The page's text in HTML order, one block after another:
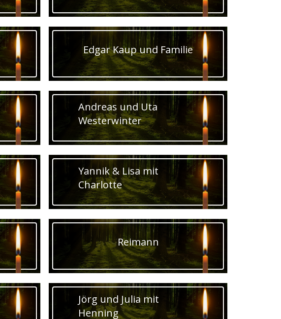
Edgar Kaup und Familie
Andreas und Uta
Westerwinter
Yannik & Lisa mit
Charlotte
Reimann
Jörg und Julia mit
Henning